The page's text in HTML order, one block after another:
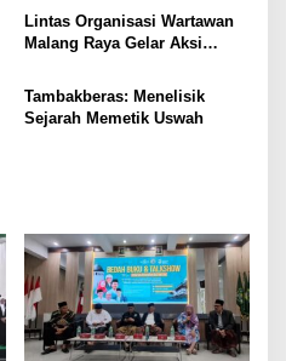
Lintas Organisasi Wartawan
Malang Raya Gelar Aksi
Ireng”
Tambakberas: Menelisik
Sejarah Memetik Uswah